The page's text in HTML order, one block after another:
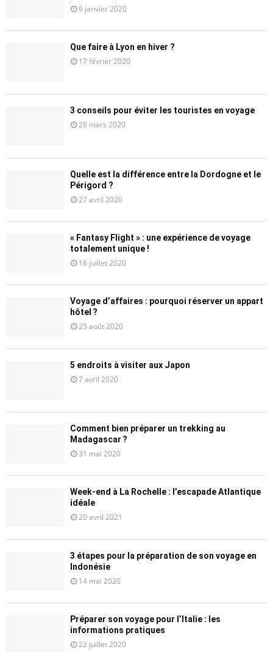
9 janvier 2020
Que faire à Lyon en hiver ?
17 février 2020
3 conseils pour éviter les touristes en voyage
28 mars 2020
Quelle est la différence entre la Dordogne et le
Périgord ?
27 avril 2020
« Fantasy Flight » : une expérience de voyage
totalement unique !
16 juillet 2020
Voyage d’affaires : pourquoi réserver un appart
hôtel ?
25 août 2020
5 endroits à visiter aux Japon
7 avril 2020
Comment bien préparer un trekking au
Madagascar ?
31 mai 2020
Week-end à La Rochelle : l’escapade Atlantique
idéale
20 avril 2021
3 étapes pour la préparation de son voyage en
Indonésie
14 mai 2020
Préparer son voyage pour l’Italie : les
informations pratiques
22 juillet 2020